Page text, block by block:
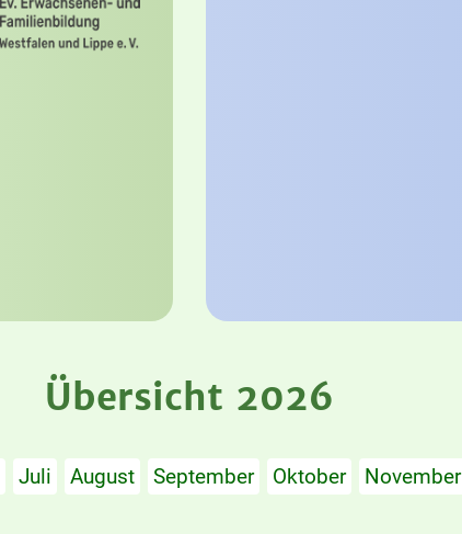
Übersicht 2026
Juli August September Oktober November